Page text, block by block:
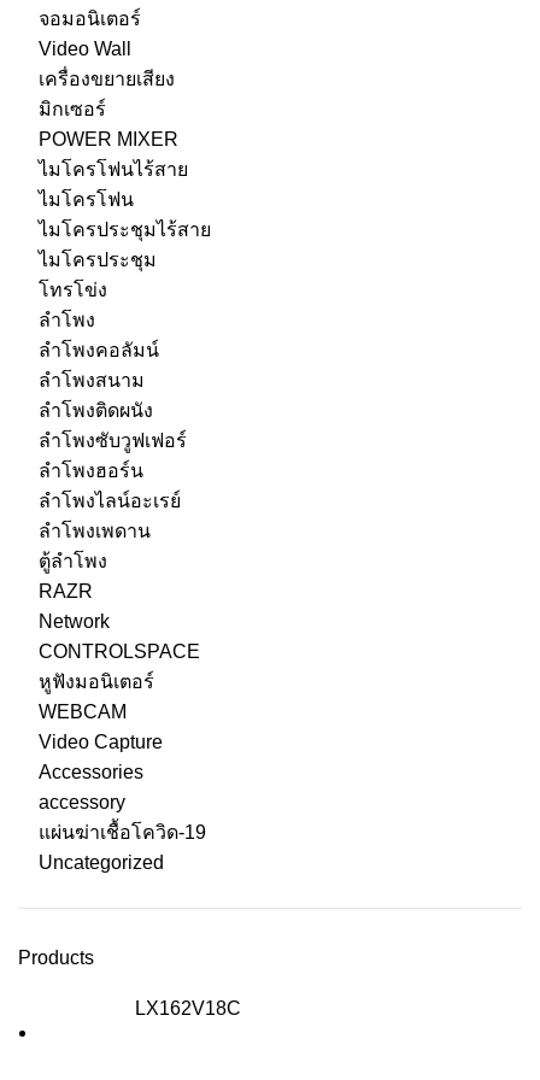
จอมอนิเตอร์
Video Wall
เครื่องขยายเสียง
มิกเซอร์
POWER MIXER
ไมโครโฟนไร้สาย
ไมโครโฟน
ไมโครประชุมไร้สาย
ไมโครประชุม
โทรโข่ง
ลำโพง
ลำโพงคอลัมน์
ลำโพงสนาม
ลำโพงติดผนัง
ลำโพงซับวูฟเฟอร์
ลำโพงฮอร์น
ลำโพงไลน์อะเรย์
ลำโพงเพดาน
ตู้ลำโพง
RAZR
Network
CONTROLSPACE
หูฟังมอนิเตอร์
WEBCAM
Video Capture
Accessories
accessory
แผ่นฆ่าเชื้อโควิด-19
Uncategorized
Products
LX162V18C